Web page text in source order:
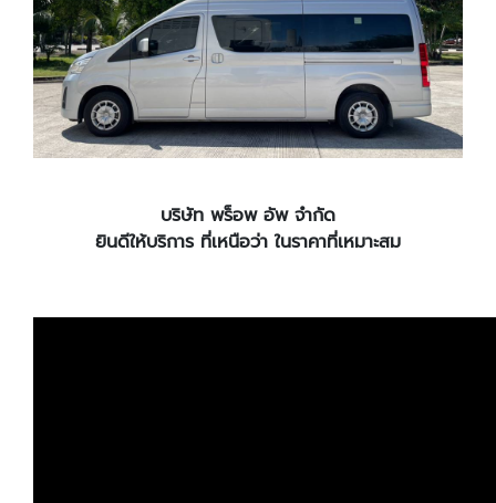
บริษัท พร็อพ อัพ จำกัด
ยินดีให้บริการ ที่เหนือว่า ในราคาที่เหมาะสม